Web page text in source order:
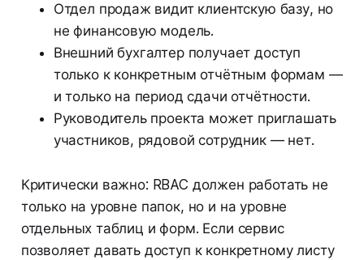
Отдел продаж видит клиентскую базу, но
не финансовую модель.
Внешний бухгалтер получает доступ
только к конкретным отчётным формам —
и только на период сдачи отчётности.
Руководитель проекта может приглашать
участников, рядовой сотрудник — нет.
Критически важно: RBAC должен работать не
только на уровне папок, но и на уровне
отдельных таблиц и форм. Если сервис
позволяет давать доступ к конкретному листу